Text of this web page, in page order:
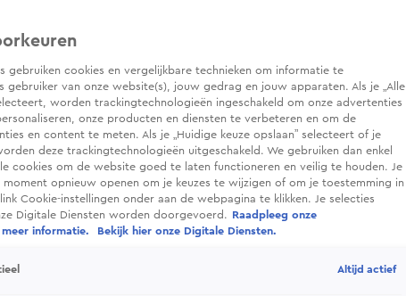
gebruiken cookies en vergelijkbare technieken om informatie te
gebruiker van onze website(s), jouw gedrag en jouw apparaten. Als je „Alle
worden trackingtechnologieën ingeschakeld om onze advertenties
onze producten en diensten te verbeteren en om de
en content te meten. Als je „Huidige keuze opslaan” selecteert of je
deze trackingtechnologieën uitgeschakeld. We gebruiken dan enkel
cookies om de website goed te laten functioneren en veilig te houden. Je
opnieuw openen om je keuzes te wijzigen of om je toestemming in
Cookie-instellingen onder aan de webpagina te klikken. Je selecties
Digitale Diensten worden doorgevoerd.
Raadpleeg onze
informatie.
Bekijk hier onze Digitale Diensten.
Altijd actief